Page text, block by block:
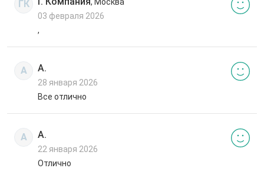
ГК
03 февраля 2026
,
А А.
28 января 2026
Все отлично
А А.
22 января 2026
Отлично